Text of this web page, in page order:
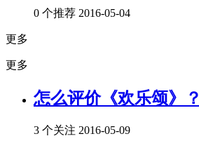
0 个推荐 2016-05-04
更多
更多
怎么评价《欢乐颂》？
3 个关注 2016-05-09